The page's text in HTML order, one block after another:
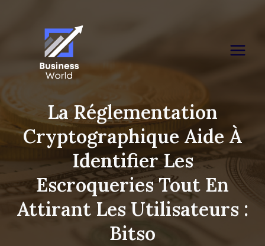
La Réglementation
Cryptographique Aide À
Identifier Les
Escroqueries Tout En
Attirant Les Utilisateurs :
Bitso